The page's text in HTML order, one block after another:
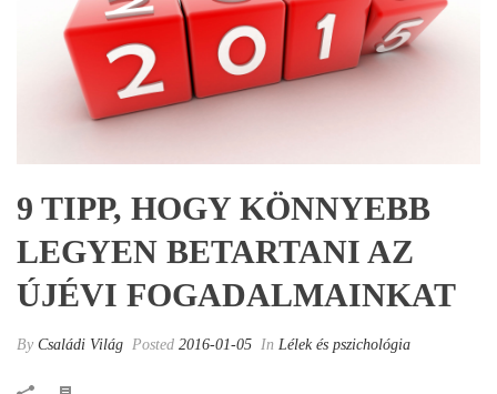
9 TIPP, HOGY KÖNNYEBB
LEGYEN BETARTANI AZ
ÚJÉVI FOGADALMAINKAT
By Családi Világ Posted 2016-01-05 In Lélek és pszichológia